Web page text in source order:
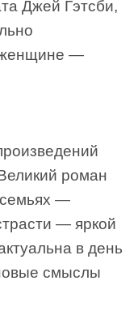
Джей Гэтсби,
женщине —
роман
—
— яркой
в день
смыслы